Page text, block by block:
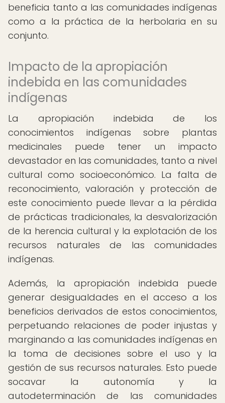
beneficia tanto a las comunidades indígenas
como a la práctica de la herbolaria en su
conjunto.
Impacto de la apropiación
indebida en las comunidades
indígenas
La apropiación indebida de los
conocimientos indígenas sobre plantas
medicinales puede tener un impacto
devastador en las comunidades, tanto a nivel
cultural como socioeconómico. La falta de
reconocimiento, valoración y protección de
este conocimiento puede llevar a la pérdida
de prácticas tradicionales, la desvalorización
de la herencia cultural y la explotación de los
recursos naturales de las comunidades
indígenas.
Además, la apropiación indebida puede
generar desigualdades en el acceso a los
beneficios derivados de estos conocimientos,
perpetuando relaciones de poder injustas y
marginando a las comunidades indígenas en
la toma de decisiones sobre el uso y la
gestión de sus recursos naturales. Esto puede
socavar la autonomía y la
autodeterminación de las comunidades